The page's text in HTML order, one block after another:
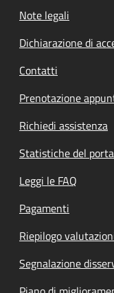
Note legali
Dichiarazione di
Contatti
Prenotazione
Richiedi assistenza
Statistiche del
Leggi le FAQ
Pagamenti
Riepilogo
Segnalazione